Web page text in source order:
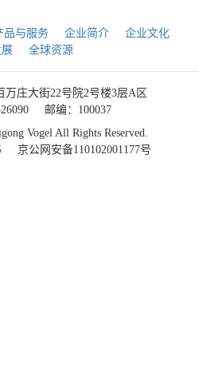
品与服务 企业简介
企业文化
全球资源
庄大街22号院2号楼3层A区
邮编：100037
Vogel All Rights Reserved.
京公网安备110102001177号